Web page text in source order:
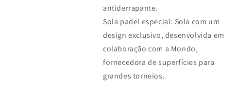
antiderrapante.
Sola padel especial: Sola com um
design exclusivo, desenvolvida em
colaboração com a Mondo,
fornecedora de superfícies para
grandes torneios.